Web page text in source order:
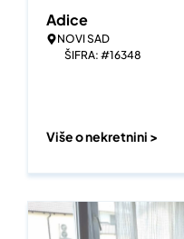
Adice
NOVI SAD
ŠIFRA: #16348
Više o nekretnini >